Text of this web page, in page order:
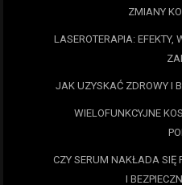
ZMIANY
LASEROTERAPIA: EFEKTY,
JAK UZYSKAĆ ZDROWY I
WIELOFUNKCYJNE
CZY SERUM NAKŁADA SIĘ
I